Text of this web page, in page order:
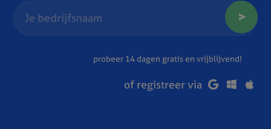
probeer 14 dagen gratis en vrijblijvend!
of registreer via